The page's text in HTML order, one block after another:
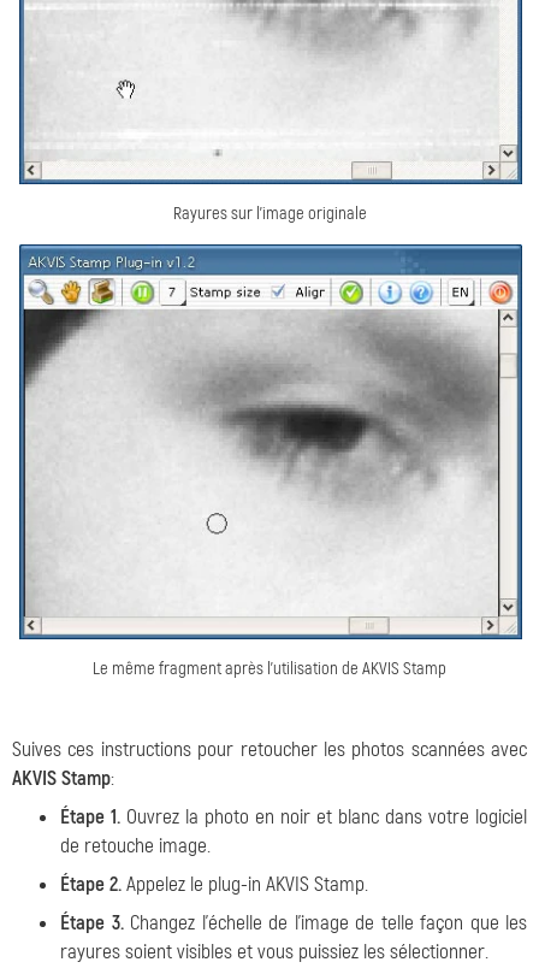
Rayures sur l'image originale
Le même fragment après l'utilisation de AKVIS Stamp
Suives ces instructions pour retoucher les photos scannées avec
AKVIS Stamp:
Étape 1. Ouvrez la photo en noir et blanc dans votre logiciel
de retouche image.
Étape 2.Appelez le plug-in AKVIS Stamp.
Étape 3.Changez l'échelle de l'image de telle façon que les
rayures soient visibles et vous puissiez les sélectionner.